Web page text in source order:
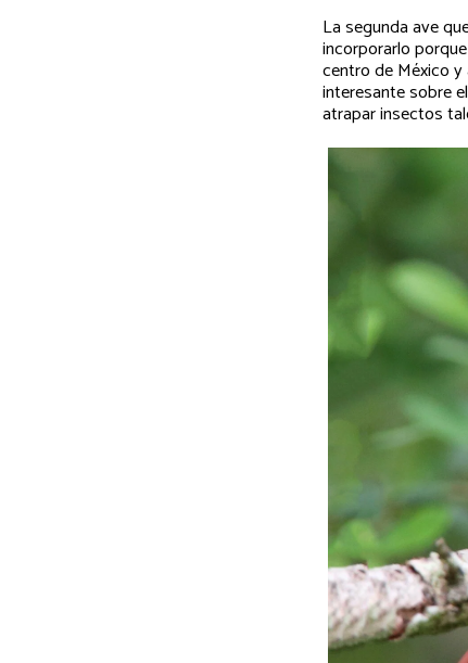
La segunda ave
incorporarlo
centro de México y
interesante sobre
atrapar insectos